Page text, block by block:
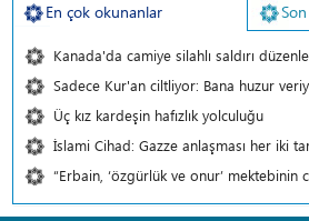
En çok okunanlar
Kanada'da camiye silahlı saldırı
Sadece Kur'an ciltliyor: Bana huzur
Üç kız kardeşin hafızlık yolculuğu
İslami Cihad: Gazze anlaşması her iki
“Erbain, ‘özgürlük ve onur’ mektebinin